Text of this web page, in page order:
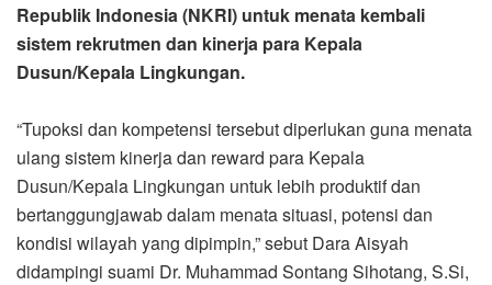
Republik Indonesia (NKRI) untuk menata kembali
sistem rekrutmen dan kinerja para Kepala
Dusun/Kepala Lingkungan.
“Tupoksi dan kompetensi tersebut diperlukan guna menata
ulang sistem kinerja dan reward para Kepala
Dusun/Kepala Lingkungan untuk lebih produktif dan
bertanggungjawab dalam menata situasi, potensi dan
kondisi wilayah yang dipimpin,” sebut Dara Aisyah
didampingi suami Dr. Muhammad Sontang Sihotang, S.Si,